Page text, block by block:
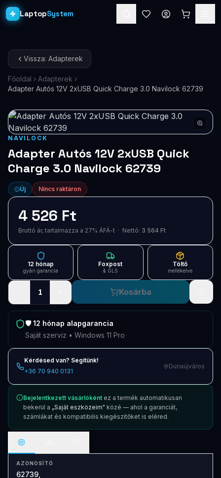
LaptopSystem
Asztali PC-k
Workstation PRO
Monitorok
Dokkolók
Kiegészítők
Akciók
Blog
Támogatás
Új termékek
Keresés
Vissza: Adapterek
Főoldal
Adapterek
Adapter Autós 12V 2xUSB Quick Charge 3.0 Navilock 62739
NAVILOCK
Adapter Autós 12V 2xUSB Quick
Charge 3.0 Navilock 62739
Új Nincs raktáron
4 526 Ft
Bruttó ár, tartalmazza a 27% ÁFÁ-t · Nettó: 3 564 Ft
12 hónap
gyári garancia
Foxpost
& GLS
Töltő
mellékelve
1 Kosárba
🛡️12 hónap alapgarancia
Saját szerviz • Windows 11 Pro
Kérdésed van? Segítünk!
+36 70 940 0131
Dunaújváros
Bejelentkezett vásárlóként ez a termék automatikusan
bekerül a „Saját eszközeim" közé — ahol a garanciát,
számlákat és kompatibilis kiegészítőket is eléred.
AZONOSÍTÓ
62739,